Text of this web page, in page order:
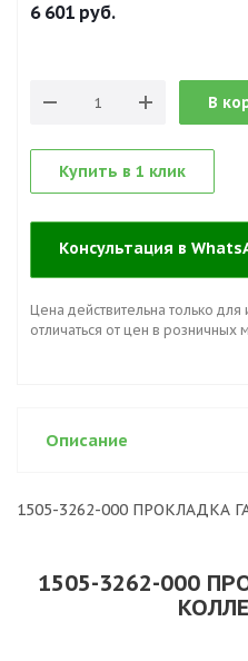
6 601 руб.
В
Купить в 1 клик
Консультация в
Цена действительна только
отличаться от цен в розничных
Описание
1505-3262-000 ПРОКЛАДКА
1505-3262-000